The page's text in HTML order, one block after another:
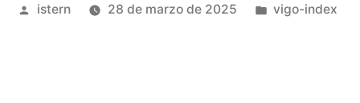
muy
Publicado
istern 28 de marzo de 2025
Publicado
vigo-index